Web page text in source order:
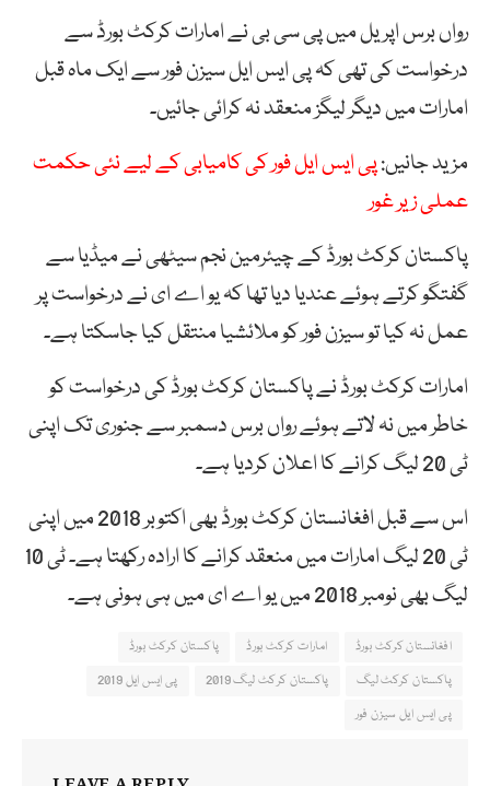
رواں برس اپریل میں پی سی بی نے امارات کرکٹ بورڈ سے
درخواست کی تھی کہ پی ایس ایل سیزن فور سے ایک ماہ قبل
امارات میں دیگر لیگز منعقد نہ کرائی جائیں۔
مزید جانیں:پی ایس ایل فور کی کامیابی کے لیے نئی حکمت
عملی زیر غور
پاکستان کرکٹ بورڈ کے چیئرمین نجم سیٹھی نے میڈیا سے
گفتگو کرتے ہوئے عندیا دیا تھا کہ یو اے ای نے درخواست پر
عمل نہ کیا تو سیزن فور کو ملائشیا منتقل کیا جاسکتا ہے۔
امارات کرکٹ بورڈ نے پاکستان کرکٹ بورڈ کی درخواست کو
خاطر میں نہ لاتے ہوئے رواں برس دسمبر سے جنوری تک اپنی
ٹی 20 لیگ کرانے کا اعلان کردیا ہے۔
اس سے قبل افغانستان کرکٹ بورڈ بھی اکتوبر 2018 میں اپنی
ٹی 20 لیگ امارات میں منعقد کرانے کا ارادہ رکھتا ہے۔ ٹی 10
لیگ بھی نومبر 2018 میں یو اے ای میں ہی ہونی ہے۔
افغانستان کرکٹ بورڈ امارات کرکٹ بورڈ
پاکستان کرکٹ بورڈ
پاکستان کرکٹ لیگ
پاکستان کرکٹ لیگ 2019
پی ایس ایل 2019
پی ایس ایل سیزن فور